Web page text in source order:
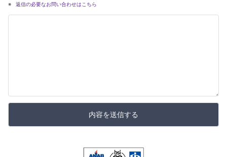
返信の必要なお問い合わせはこちら
内容を送信する